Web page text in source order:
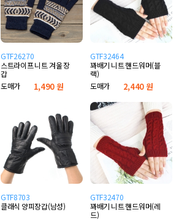
GTF26270
스트라이프 니트 겨울 장
갑
도매가
1,490 원
GTF32464
꽈배기 니트 핸드워머(블
랙)
도매가
2,440 원
GTF8703
클래식 양피장갑(남성)
GTF32470
꽈배기 니트 핸드워머(레
드)